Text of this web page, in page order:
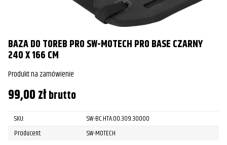
BAZA DO TOREB PRO SW-MOTECH PRO BASE CZARNY
240 X 166 CM
Produkt na zamówienie
99,00złbrutto
SKU:
SW-BC.HTA.00.309.30000
Producent:
SW-MOTECH